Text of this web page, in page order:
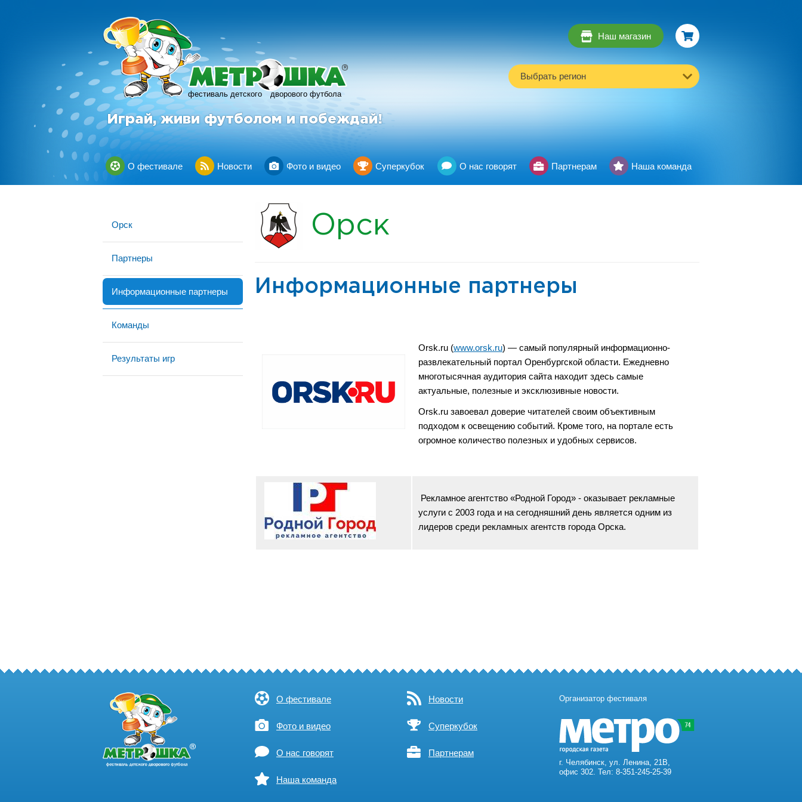
фестиваль детского дворового футбола
R
Играй, живи футболом и побеждай!
Наш магазин
Выбрать регион
О фестивале Новости Фото и видео Суперкубок О нас говорят Партнерам Наша команда
Орск
Партнеры
Информационные партнеры
Команды
Результаты игр
Орск
Информационные партнеры
Orsk.ru (www.orsk.ru) — самый популярный информационно-
развлекательный портал Оренбургской области. Ежедневно
многотысячная аудитория сайта находит здесь самые
актуальные, полезные и эксклюзивные новости.
Orsk.ru завоевал доверие читателей своим объективным
подходом к освещению событий. Кроме того, на портале есть
огромное количество полезных и удобных сервисов.
Рекламное агентство «Родной Город» - оказывает рекламные
услуги с 2003 года и на сегодняшний день является одним из
лидеров среди рекламных агентств города Орска.
О фестивале Новости
Фото и видео Суперкубок
О нас говорят Партнерам
Наша команда
Организатор фестиваля
г. Челябинск, ул. Ленина, 21В,
офис 302. Тел: 8-351-245-25-39